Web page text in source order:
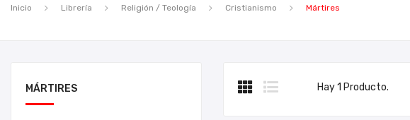
Inicio Librería Religión / Teología Cristianismo Mártires
MÁRTIRES Hay 1 Producto.